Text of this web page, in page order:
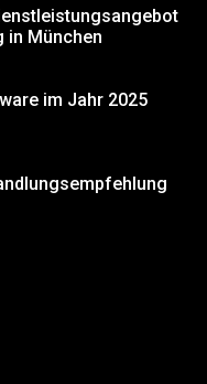
in München
im Jahr 2025